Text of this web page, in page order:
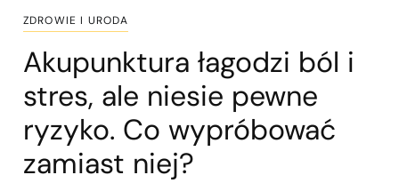
ZDROWIE I URODA
Akupunktura łagodzi ból i
stres, ale niesie pewne
ryzyko. Co wypróbować
zamiast niej?